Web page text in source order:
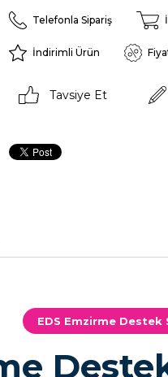
Telefonla Sipariş
İndirimli Ürün
Tavsiye Et
EDS Emzirme Destek